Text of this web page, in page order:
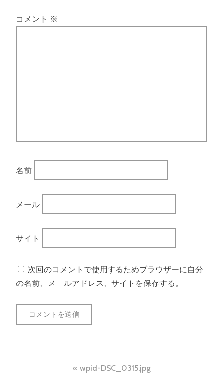
コメント ※
名前
メール
サイト
次回のコメントで使用するためブラウザーに自分
の名前、メールアドレス、サイトを保存する。
wpid-DSC_0315.jpg